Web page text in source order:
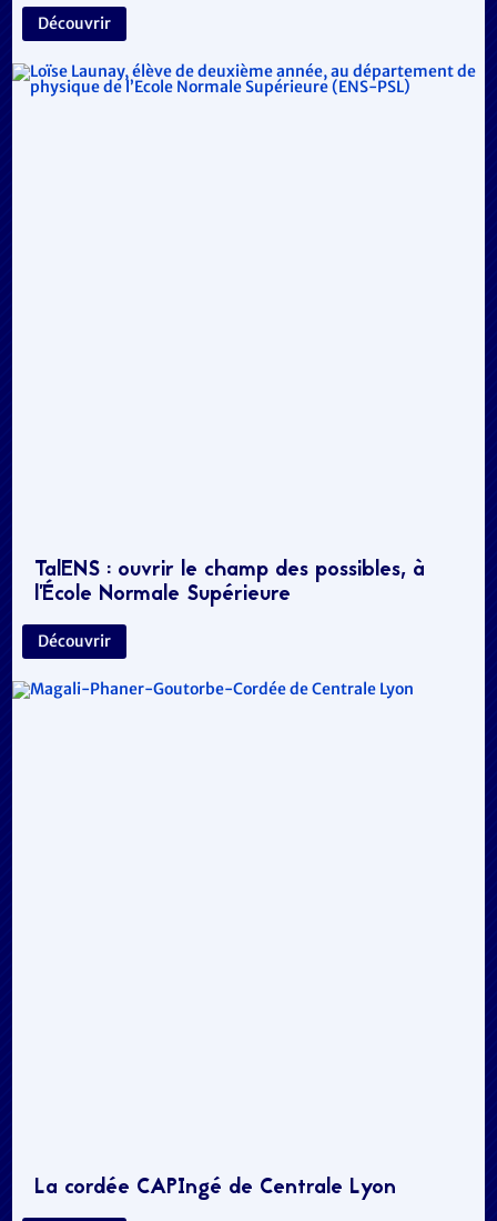
Découvrir
TalENS : ouvrir le champ des possibles, à
l’École Normale Supérieure
Découvrir
La cordée CAPIngé de Centrale Lyon